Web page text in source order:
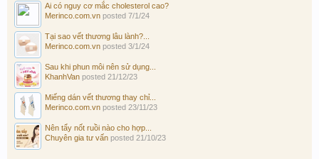
Ai có nguy cơ mắc cholesterol cao?
Merinco.com.vn posted 7/1/24
Tại sao vết thương lâu lành?...
Merinco.com.vn posted 3/1/24
Sau khi phun môi nên sử dụng...
KhanhVan posted 21/12/23
Miếng dán vết thương thay chỉ...
Merinco.com.vn posted 23/11/23
Nên tẩy nốt ruồi nào cho hợp...
Chuyên gia tư vấn posted 21/10/23